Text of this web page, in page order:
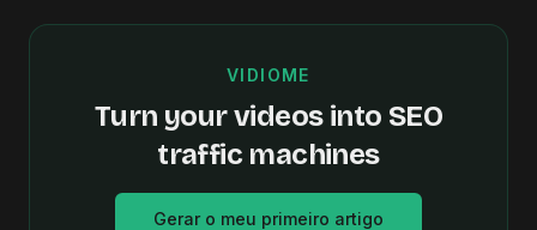
VIDIOME
Turn your videos into SEO
traffic machines
Gerar o meu primeiro artigo